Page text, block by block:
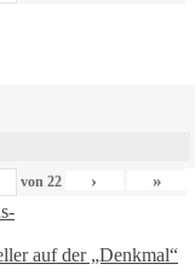
von 22 › »
auf der „Denkmal“